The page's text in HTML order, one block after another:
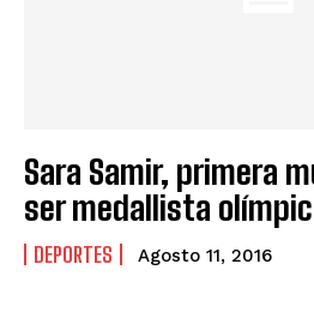
Sara Samir, primera
ser medallista
DEPORTES Agosto 11, 2016